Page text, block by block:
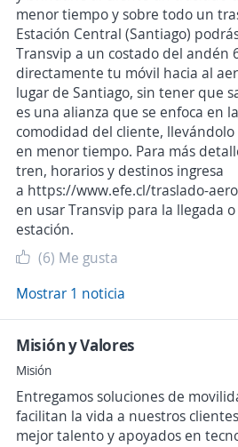
menor tiempo y sobre todo un
Estación Central (Santiago)
Transvip a un costado del andén
directamente tu móvil hacia al
lugar de Santiago, sin tener que
es una alianza que se enfoca en
comodidad del cliente,
en menor tiempo. Para más
tren, horarios y destinos ingresa
a https://www.efe.cl/traslado-
en usar Transvip para la llegada
estación.
(6) Me gusta
Mostrar 1 noticia
Misión y Valores
Misión
Entregamos soluciones de
facilitan la vida a nuestros
mejor talento y apoyados en